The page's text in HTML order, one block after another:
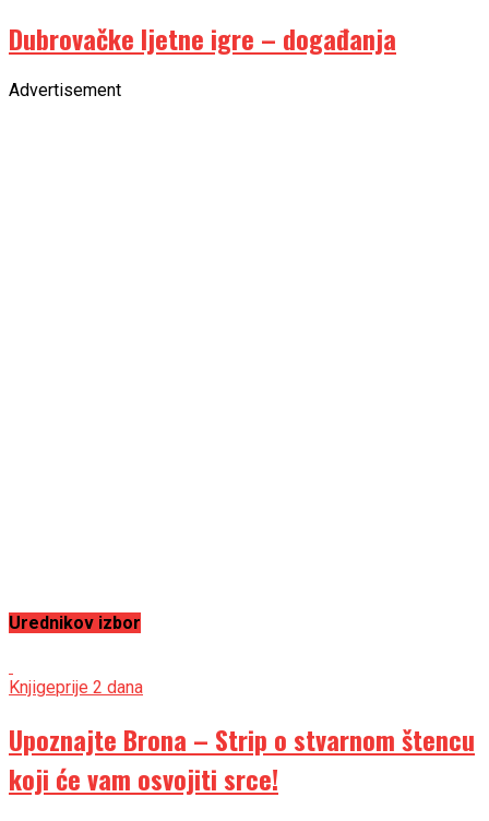
Dubrovačke ljetne igre – događanja
Advertisement
Urednikov izbor
Knjigeprije 2 dana
Upoznajte Brona – Strip o stvarnom štencu
koji će vam osvojiti srce!